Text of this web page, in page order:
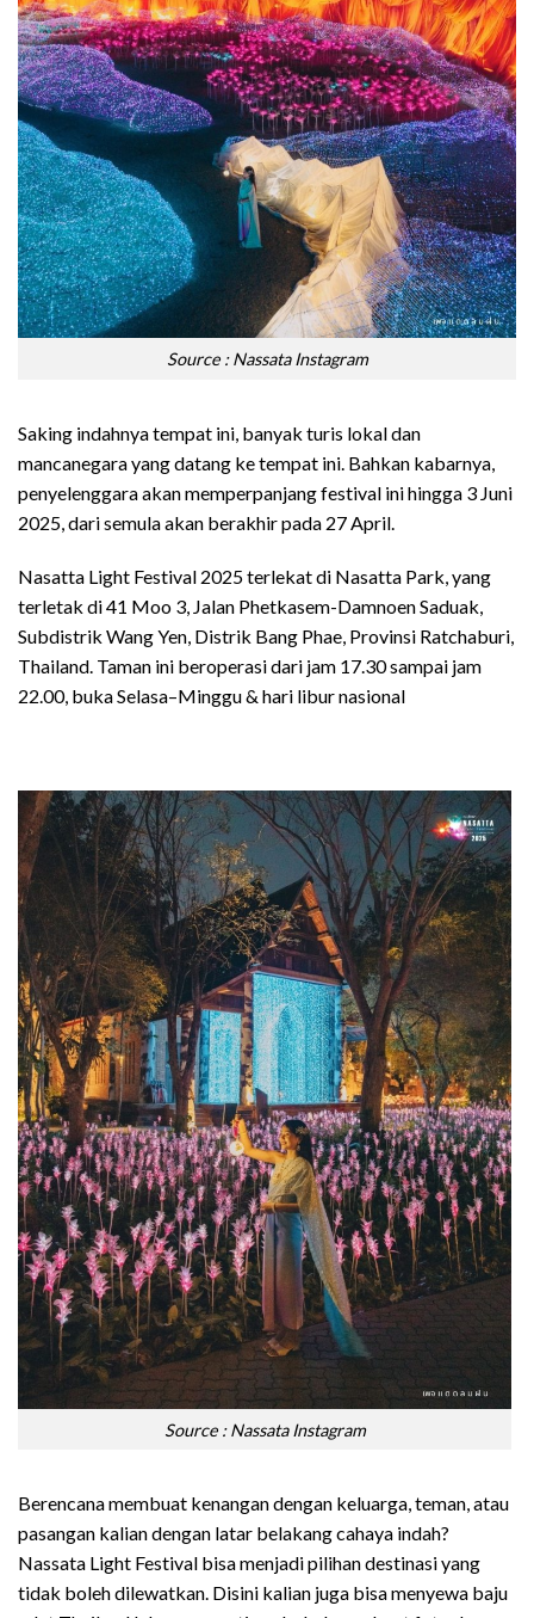
Source : Nassata Instagram
Saking indahnya tempat ini, banyak turis lokal dan
mancanegara yang datang ke tempat ini. Bahkan kabarnya,
penyelenggara akan memperpanjang festival ini hingga 3 Juni
2025, dari semula akan berakhir pada 27 April.
Nasatta Light Festival 2025 terlekat di Nasatta Park, yang
terletak di 41 Moo 3, Jalan Phetkasem-Damnoen Saduak,
Subdistrik Wang Yen, Distrik Bang Phae, Provinsi Ratchaburi,
Thailand. Taman ini beroperasi dari jam 17.30 sampai jam
22.00, buka Selasa–Minggu & hari libur nasional
Source : Nassata Instagram
Berencana membuat kenangan dengan keluarga, teman, atau
pasangan kalian dengan latar belakang cahaya indah?
Nassata Light Festival bisa menjadi pilihan destinasi yang
tidak boleh dilewatkan. Disini kalian juga bisa menyewa baju